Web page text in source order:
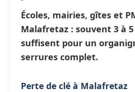
Écoles, mairies, gîtes et
Malafretaz : souvent 3 à
suffisent pour un
serrures complet.
Perte de clé à Malafretaz